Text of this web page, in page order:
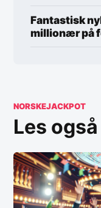
Fantastisk
millionær på
NORSKEJACKPOT
Les også